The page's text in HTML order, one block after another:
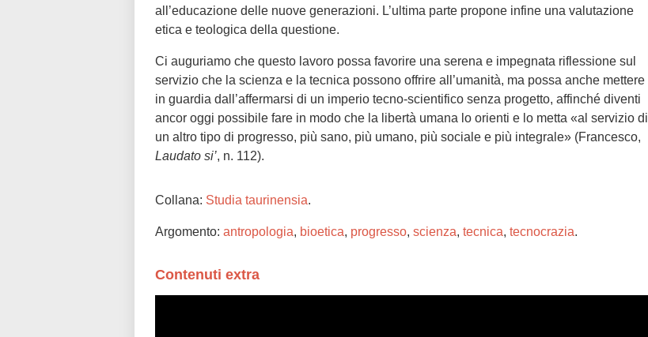
all’educazione delle nuove generazioni. L’ultima parte propone infine una valutazione
etica e teologica della questione.
Ci auguriamo che questo lavoro possa favorire una serena e impegnata riflessione sul
servizio che la scienza e la tecnica possono offrire all’umanità, ma possa anche mettere
in guardia dall’affermarsi di un imperio tecno-scientifico senza progetto, affinché diventi
ancor oggi possibile fare in modo che la libertà umana lo orienti e lo metta «al servizio di
un altro tipo di progresso, più sano, più umano, più sociale e più integrale» (Francesco,
Laudato si’, n. 112).
Collana: Studia taurinensia.
Argomento: antropologia, bioetica, progresso, scienza, tecnica, tecnocrazia.
Contenuti extra